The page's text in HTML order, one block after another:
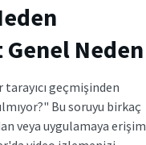
Neden
geçmişinden
Bu soruyu birkaç
veya uygulamaya erişim